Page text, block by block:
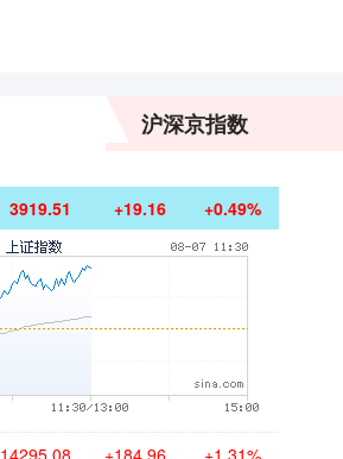
沪深京指数
3919.51 +19.16 +0.49%
14295.08 +184.96 +1.31%